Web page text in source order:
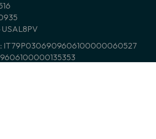
IT79P0306909606100000060527